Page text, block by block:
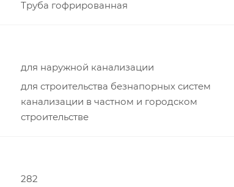
Труба гофрированная
для наружной канализации
для строительства безнапорных систем
канализации в частном и городском
строительстве
282